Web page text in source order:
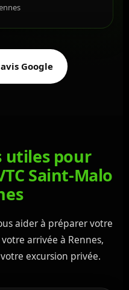
Google
pour
Saint-Malo
aider à préparer votre
arrivée à Rennes,
excursion privée.